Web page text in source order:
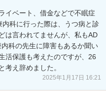
イベート、借金などで不眠症
科に行った際は、うつ病と診
は言われてませんが、私もAD
科の先生に障害もあるか聞い
活保護も考えたのですが、26
考え辞めました。
2025年1月17日 16:21